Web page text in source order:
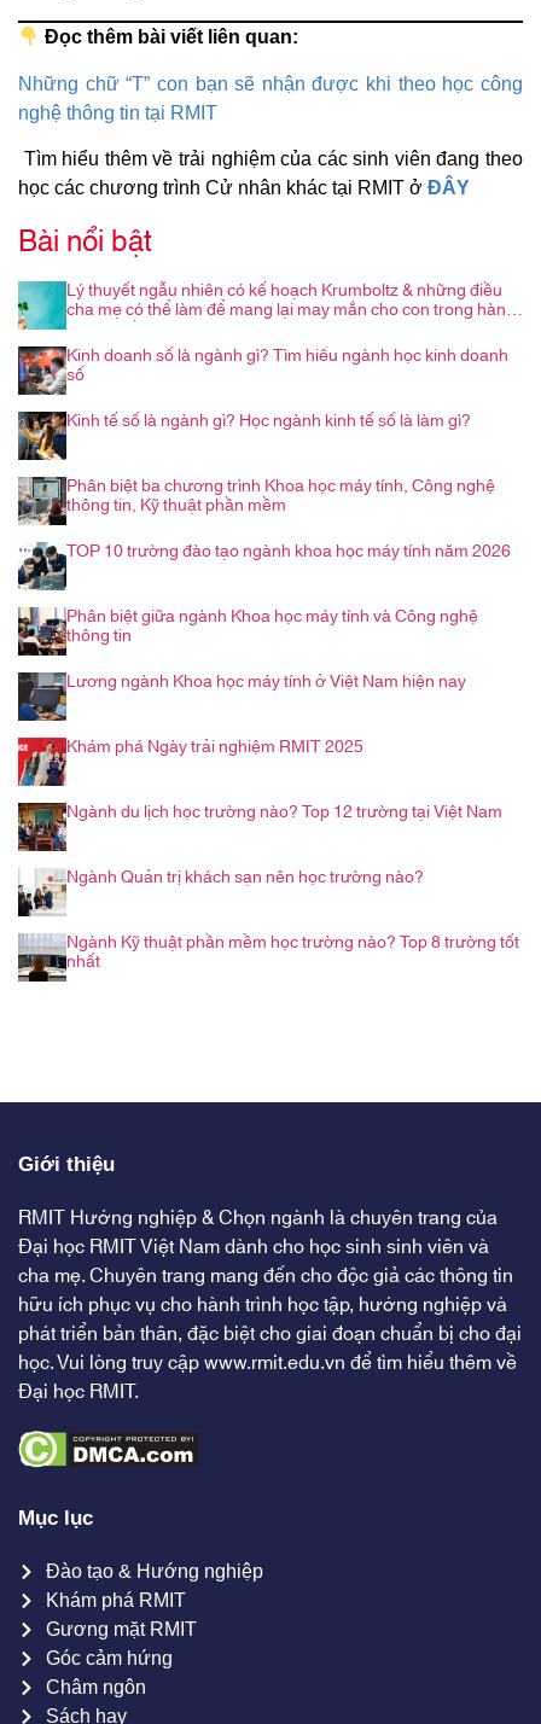
Đọc thêm bài viết liên quan:
Những chữ “T” con bạn sẽ nhận được khi theo học công
nghệ thông tin tại RMIT
Tìm hiểu thêm về trải nghiệm của các sinh viên đang theo
học các chương trình Cử nhân khác tại RMIT ở ĐÂY
Bài nổi bật
Lý thuyết ngẫu nhiên có kế hoạch Krumboltz & những điều
cha mẹ có thể làm để mang lại may mắn cho con trong hành
trình nghề nghiệp
Kinh doanh số là ngành gì? Tìm hiểu ngành học kinh doanh
số
Kinh tế số là ngành gì? Học ngành kinh tế số là làm gì?
Phân biệt ba chương trình Khoa học máy tính, Công nghệ
thông tin, Kỹ thuật phần mềm
TOP 10 trường đào tạo ngành khoa học máy tính năm 2026
Phân biệt giữa ngành Khoa học máy tính và Công nghệ
thông tin
Lương ngành Khoa học máy tính ở Việt Nam hiện nay
Khám phá Ngày trải nghiệm RMIT 2025
Ngành du lịch học trường nào? Top 12 trường tại Việt Nam
Ngành Quản trị khách sạn nên học trường nào?
Ngành Kỹ thuật phần mềm học trường nào? Top 8 trường tốt
nhất
Giới thiệu
RMIT Hướng nghiệp & Chọn ngành là chuyên trang của
Đại học RMIT Việt Nam dành cho học sinh sinh viên và
cha mẹ. Chuyên trang mang đến cho độc giả các thông tin
hữu ích phục vụ cho hành trình học tập, hướng nghiệp và
phát triển bản thân, đặc biệt cho giai đoạn chuẩn bị cho đại
học. Vui lòng truy cậpwww.rmit.edu.vnđể tìm hiểu thêm về
Đại học RMIT.
Mục lục
Đào tạo & Hướng nghiệp
Khám phá RMIT
Gương mặt RMIT
Góc cảm hứng
Châm ngôn
Sách hay